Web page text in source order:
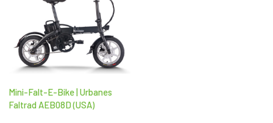
Mini-Falt-E-Bike | Urbanes
Faltrad AEB08D (USA)